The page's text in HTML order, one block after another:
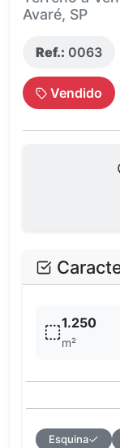
Avaré, SP
Ref.: 0063
Vendido
1.250
m²
Esquina